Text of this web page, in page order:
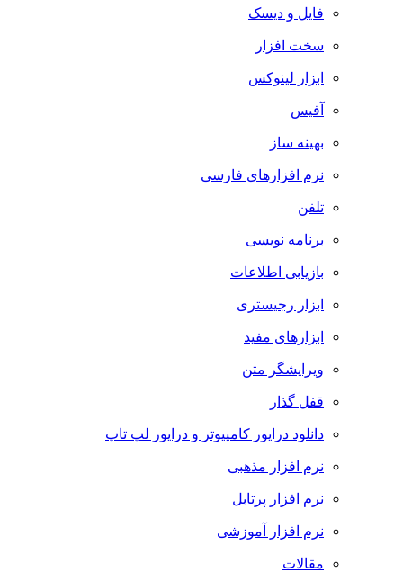
فایل و دیسک
سخت افزار
ابزار لینوکس
آفیس
بهینه ساز
نرم افزارهای فارسی
تلفن
برنامه نویسی
بازیابی اطلاعات
ابزار رجیستری
ابزارهای مفید
ویرایشگر متن
قفل گذار
دانلود درایور کامپیوتر و درایور لپ تاپ
نرم افزار مذهبی
نرم افزار پرتابل
نرم افزار آموزشی
مقالات